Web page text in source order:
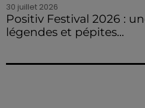
30 juillet 2026
Positiv Festival 2026 :
légendes et pépites...